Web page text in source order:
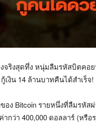
งจริงสุดทึ่ง หนุ่มลืมรหัสบิตคอ
เงิน 14 ล้านบาทคืนได้สำเร็จ!
ของ Bitcoin รายหนึ่งที่ลืมรหัส
ากว่า 400,000 ดอลลาร์ (หรือ